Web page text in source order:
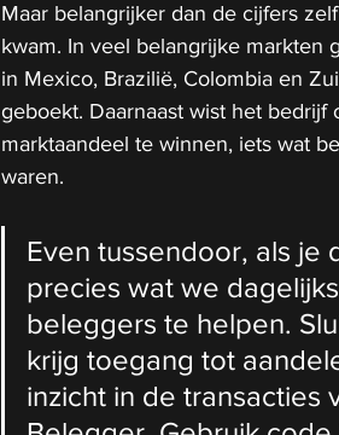
Maar belangrijker dan de cijfers
kwam. In veel belangrijke markten
in Mexico, Brazilië, Colombia en
geboekt. Daarnaast wist het bedrijf
marktaandeel te winnen, iets wat
waren.
Even tussendoor, als je
precies wat we
beleggers te helpen.
krijg toegang tot
inzicht in de transacties